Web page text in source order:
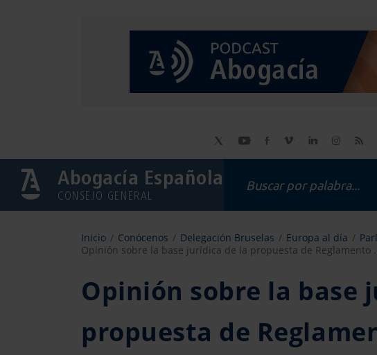
Abogacía Española
CONSEJO GENERAL
Inicio Conócenos Delegación Bruselas Europa al día
Opinión sobre la base jurídica de la propuesta de Reglamento
Opinión sobre la base
propuesta de